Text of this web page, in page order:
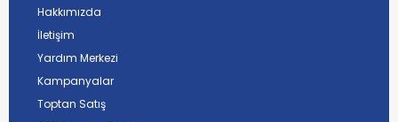
Hakkımızda
İletişim
Yardım Merkezi
Kampanyalar
Toptan Satış